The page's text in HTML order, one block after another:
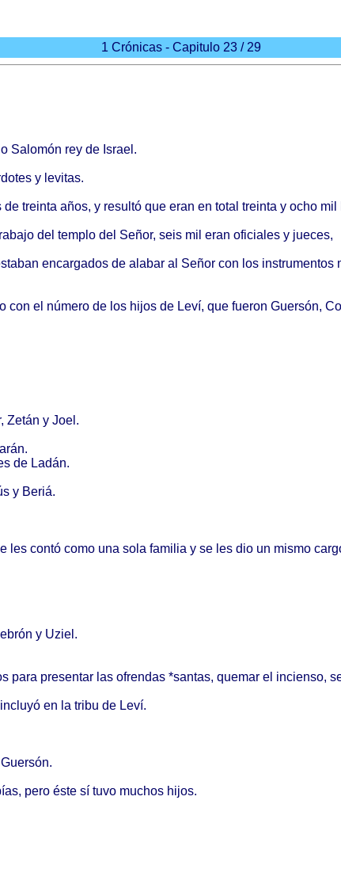
1 Crónicas - Capitulo 23 / 29
Salomón rey de Israel .
y levitas.
de treinta años, y resultóque eran en total treinta y ochomil
del templodel Señor, seismil eran oficialesy jueces,
encargadosde alabaral Señorcon los instrumentos
con el númerode los hijosde Leví, que fueron Guersón,
, Zetán y Joel .
.
de Ladán.
y Beriá.
les contó comouna sola familia y se les dio un mismo
y Uziel .
para presentarlas ofrendas*santas, quemarel incienso,
incluyóen la tribu de Leví.
Guersón.
, pero éstesí tuvo muchos hijos.